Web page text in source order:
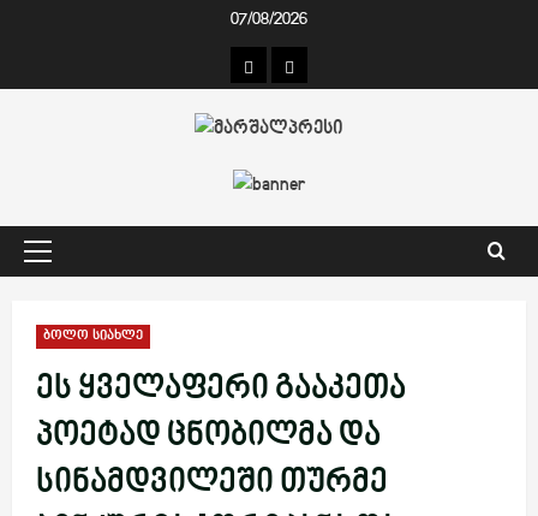
07/08/2026
კონტაქტი
ჩვენ
Primary
ბოლო სიახლე
ეს ყველაფერი გააკეთა
პოეტად ცნობილმა და
სინამდვილეში თურმე